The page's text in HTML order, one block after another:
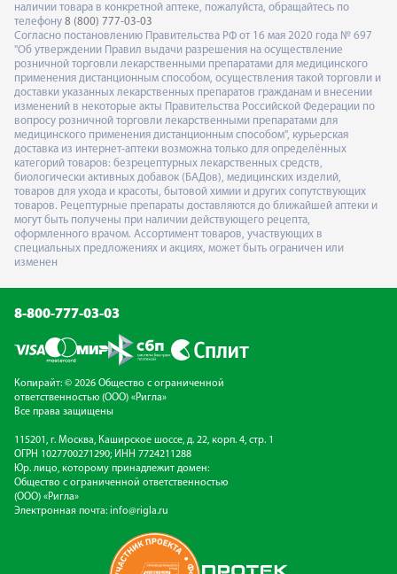
наличии товара в конкретной аптеке, пожалуйста, обращайтесь по
телефону 8 (800) 777-03-03
Согласно постановлению Правительства РФ от 16 мая 2020 года № 697
"Об утверждении Правил выдачи разрешения на осуществление
розничной торговли лекарственными препаратами для медицинского
применения дистанционным способом, осуществления такой торговли и
доставки указанных лекарственных препаратов гражданам и внесении
изменений в некоторые акты Правительства Российской Федерации по
вопросу розничной торговли лекарственными препаратами для
медицинского применения дистанционным способом", курьерская
доставка из интернет-аптеки возможна только для определённых
категорий товаров: безрецептурных лекарственных средств,
биологически активных добавок (БАДов), медицинских изделий,
товаров для ухода и красоты, бытовой химии и других сопутствующих
товаров. Рецептурные препараты доставляются до ближайшей аптеки и
могут быть получены при наличии действующего рецепта,
оформленного врачом. Ассортимент товаров, участвующих в
специальных предложениях и акциях, может быть ограничен или
изменен
8-800-777-03-03
Копирайт: © 2026 Общество с ограниченной
ответственностью (ООО) «Ригла»
Все права защищены
115201, г. Москва, Каширское шоссе, д. 22, корп. 4, стр. 1
ОГРН 1027700271290; ИНН 7724211288
Юр. лицо, которому принадлежит домен:
Общество с ограниченной ответственностью
(ООО) «Ригла»
Электронная почта: info@rigla.ru